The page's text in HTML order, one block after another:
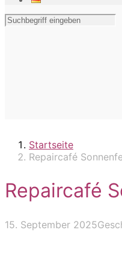
Startseite
Repaircafé
Repaircafé
15. September 2025